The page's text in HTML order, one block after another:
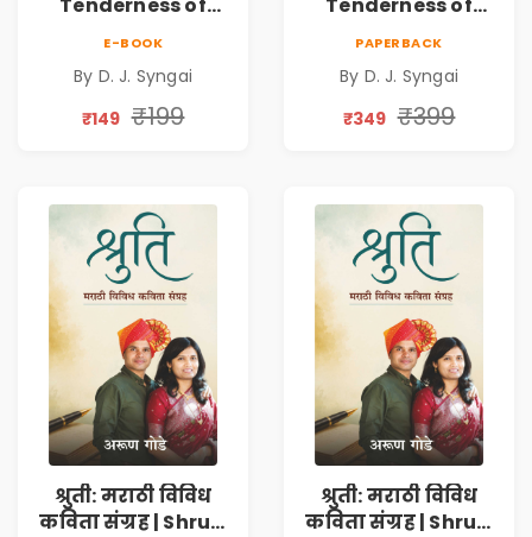
Collection on
Unrequited Love,
Resilience
E-BOOK
By D. J. Syngai
₹149 ₹199
Collection on
Unrequited Love,
Resilience
PAPERBACK
By D. J. Syngai
₹349 ₹399
श्रुती: मराठी विविध
कविता संग्रह | Shruti
श्रुती: मराठी विविध
कविता संग्रह | Shruti